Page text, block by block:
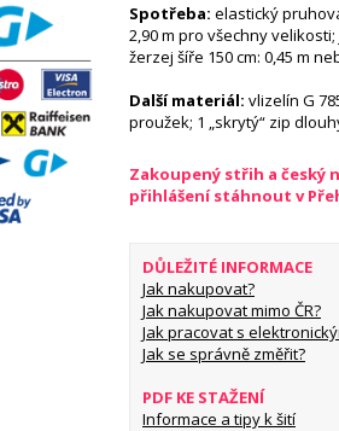
Spotřeba: elastický
2,90 m pro všechny
žerzej šíře 150 cm: 0,45 m
Další materiál: vlizelín G
proužek; 1 „skrytý“ zip
Zakoupený střih a český
přihlášení stáhnout v
DŮLEŽITÉ INFORMACE
Jak nakupovat?
Jak nakupovat mimo ČR?
Jak pracovat s
Jak se správně změřit?
PDF KE STAŽENÍ
Informace a tipy k šití